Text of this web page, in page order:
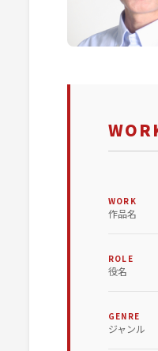
WORK
作品名
ROLE
役名
GENRE
ジャンル